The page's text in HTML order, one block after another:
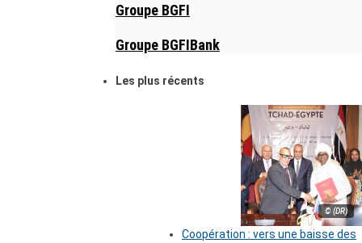
Groupe BGFI
Groupe BGFIBank
Les plus récents
© (DR)
Coopération : vers une baisse des